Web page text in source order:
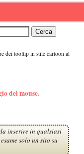
dei tooltip in stile cartoon al
del mouse.
inserire in qualsiasi
solo un sito su